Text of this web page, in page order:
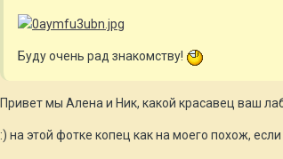
Буду очень рад знакомству!
Привет мы Алена и Ник, какой красавец ваш
:) на этой фотке копец как на моего похож,